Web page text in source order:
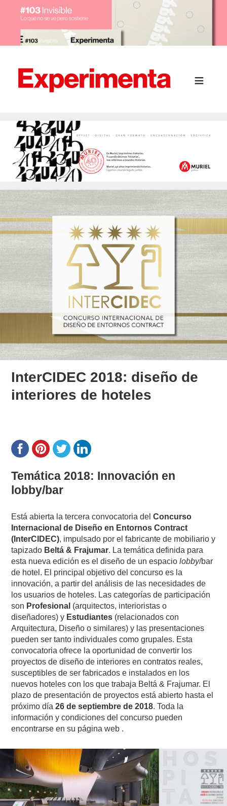
InterCIDEC 2018: diseño de
interiores de hoteles
Temática 2018: Innovación en
lobby/bar
Está abierta la tercera convocatoria delConcurso
Internacional de Diseño en Entornos Contract
(InterCIDEC), impulsado por el fabricante de mobiliario y
tapizado Beltá & Frajumar. La temática definida para
esta nueva edición es el diseño de un espaciolobby/bar
de hotel. El principal objetivo del concurso es la
innovación, a partir del análisis de las necesidades de
los usuarios de hoteles. Las categorías de participación
son Profesional (arquitectos, interioristas o
diseñadores) y Estudiantes (relacionados con
Arquitectura, Diseño o similares) y las presentaciones
pueden ser tanto individuales como grupales. Esta
convocatoria ofrece la oportunidad de convertir los
proyectos de diseño de interiores en contratos reales,
susceptibles de ser fabricados e instalados en los
nuevos hoteles con los que trabaja Beltá & Frajumar. El
plazo de presentación de proyectos está abierto hasta el
próximo día26 de septiembre de 2018. Toda la
información y condiciones del concurso pueden
encontrarse en su página web .